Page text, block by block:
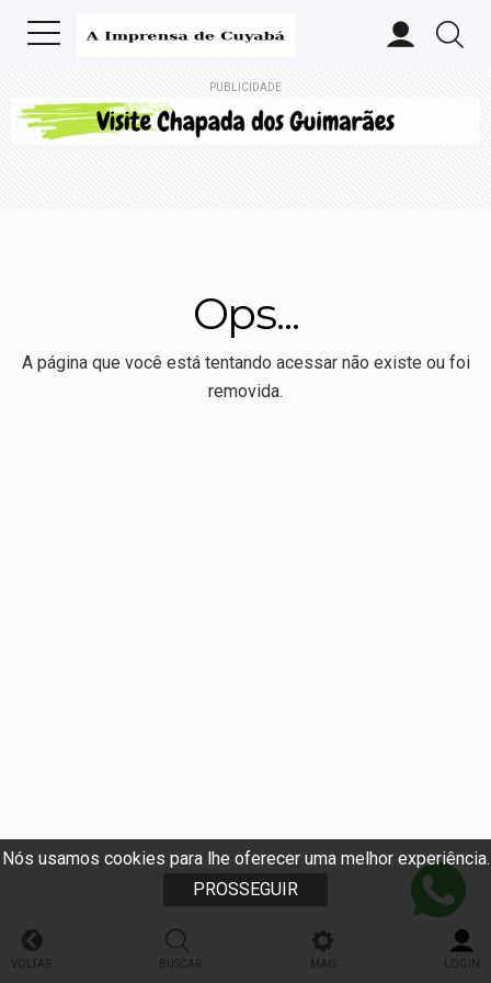
Nós usamos cookies para lhe oferecer uma melhor experiência.
PROSSEGUIR
PUBLICIDADE
Ops...
A página que você está tentando acessar não existe ou foi
removida.
VOLTAR BUSCAR MAIS LOGIN